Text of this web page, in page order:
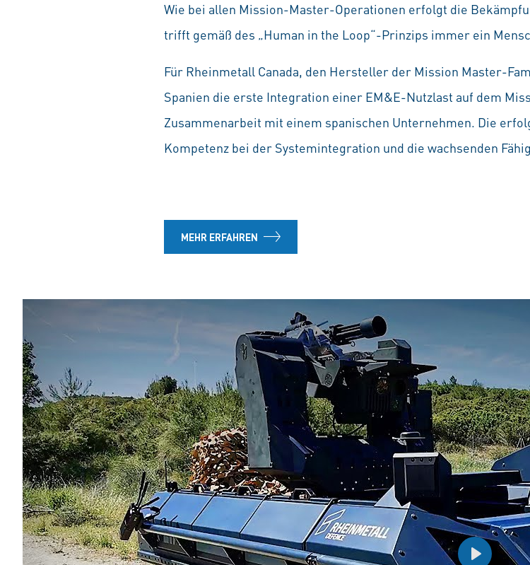
Wie bei allen Mission-Master-Operationen erfolgt die
trifft gemäß des „Human in the Loop“-Prinzips immer ein
Für Rheinmetall Canada, den Hersteller der Mission Master-
Spanien die erste Integration einer EM&E-Nutzlast auf dem
Zusammenarbeit mit einem spanischen Unternehmen. Die
Kompetenz bei der Systemintegration und die wachsenden
MEHR ERFAHREN